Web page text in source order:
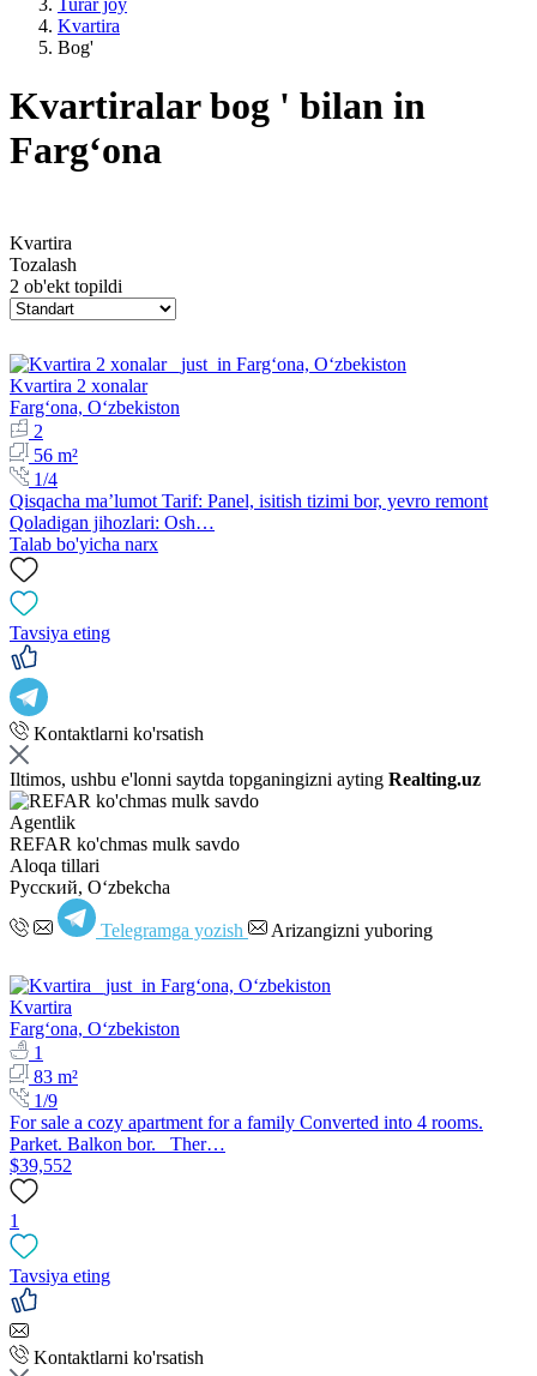
Turar joy
Kvartira
Bog'
Kvartiralar bog ' bilan in
Fargʻona
Kvartira
Tozalash
2 ob'ekt topildi
Kvartira 2 xonalar
Fargʻona, Oʻzbekiston
2
56 m²
1/4
Qisqacha ma’lumot Tarif: Panel, isitish tizimi bor, yevro remont
Qoladigan jihozlari: Osh…
Talab bo'yicha narx
Tavsiya eting
Kontaktlarni ko'rsatish
Iltimos, ushbu e'lonni saytda topganingizni ayting Realting.uz
Agentlik
REFAR ko'chmas mulk savdo
Aloqa tillari
Русский, Oʻzbekcha
Telegramga yozish Arizangizni yuboring
Kvartira
Fargʻona, Oʻzbekiston
1
83 m²
1/9
For sale a cozy apartment for a family Converted into 4 rooms.
Parket. Balkon bor. Ther…
$39,552
1
Tavsiya eting
Kontaktlarni ko'rsatish